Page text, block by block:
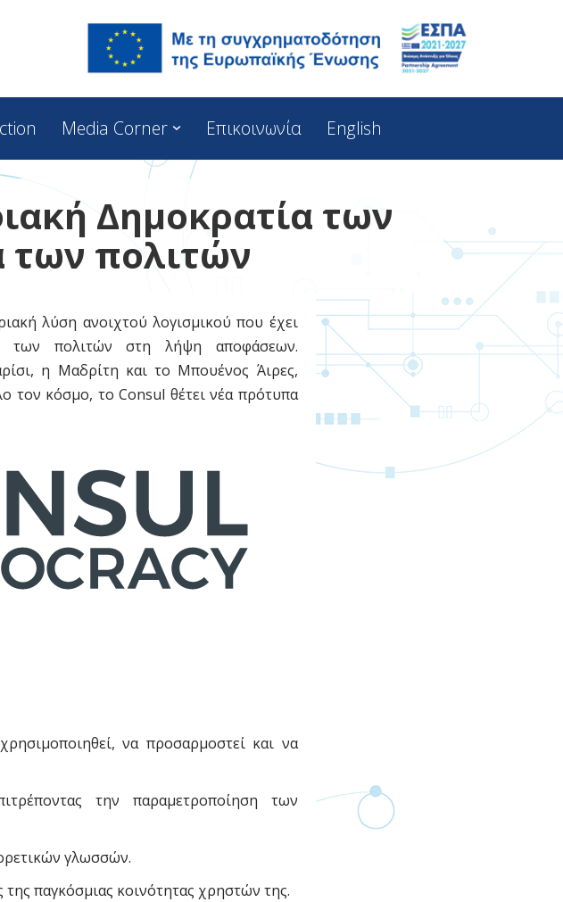
Media Corner Επικοινωνία English
Δημοκρατία των
των πολιτών
λύση ανοιχτού λογισμικού που έχει
των πολιτών στη λήψη αποφάσεων.
η Μαδρίτη και το Μπουένος Άιρες,
τον κόσμο, το Consul θέτει νέα πρότυπα
να προσαρμοστεί και να
την παραμετροποίηση των
γλωσσών.
της παγκόσμιας κοινότητας χρηστών της.